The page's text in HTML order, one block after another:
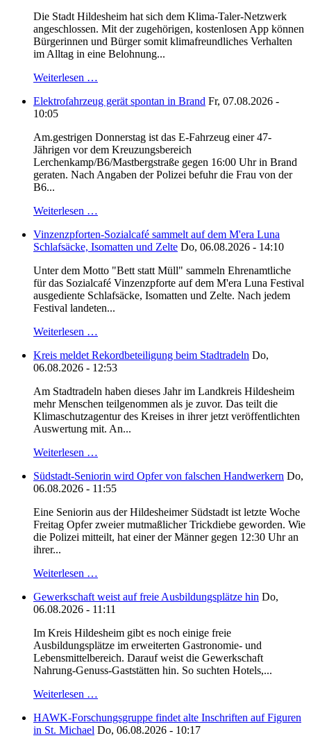
Die Stadt Hildesheim hat sich dem Klima-Taler-Netzwerk
angeschlossen. Mit der zugehörigen, kostenlosen App können
Bürgerinnen und Bürger somit klimafreundliches Verhalten
im Alltag in eine Belohnung...
Weiterlesen …
Elektrofahrzeug gerät spontan in Brand Fr, 07.08.2026 -
10:05
Am.gestrigen Donnerstag ist das E-Fahrzeug einer 47-
Jährigen vor dem Kreuzungsbereich
Lerchenkamp/B6/Mastbergstraße gegen 16:00 Uhr in Brand
geraten. Nach Angaben der Polizei befuhr die Frau von der
B6...
Weiterlesen …
Vinzenzpforten-Sozialcafé sammelt auf dem M'era Luna
Schlafsäcke, Isomatten und Zelte Do, 06.08.2026 - 14:10
Unter dem Motto "Bett statt Müll" sammeln Ehrenamtliche
für das Sozialcafé Vinzenzpforte auf dem M'era Luna Festival
ausgediente Schlafsäcke, Isomatten und Zelte. Nach jedem
Festival landeten...
Weiterlesen …
Kreis meldet Rekordbeteiligung beim Stadtradeln Do,
06.08.2026 - 12:53
Am Stadtradeln haben dieses Jahr im Landkreis Hildesheim
mehr Menschen teilgenommen als je zuvor. Das teilt die
Klimaschutzagentur des Kreises in ihrer jetzt veröffentlichten
Auswertung mit. An...
Weiterlesen …
Südstadt-Seniorin wird Opfer von falschen Handwerkern Do,
06.08.2026 - 11:55
Eine Seniorin aus der Hildesheimer Südstadt ist letzte Woche
Freitag Opfer zweier mutmaßlicher Trickdiebe geworden. Wie
die Polizei mitteilt, hat einer der Männer gegen 12:30 Uhr an
ihrer...
Weiterlesen …
Gewerkschaft weist auf freie Ausbildungsplätze hin Do,
06.08.2026 - 11:11
Im Kreis Hildesheim gibt es noch einige freie
Ausbildungsplätze im erweiterten Gastronomie- und
Lebensmittelbereich. Darauf weist die Gewerkschaft
Nahrung-Genuss-Gaststätten hin. So suchten Hotels,...
Weiterlesen …
HAWK-Forschungsgruppe findet alte Inschriften auf Figuren
in St. Michael Do, 06.08.2026 - 10:17